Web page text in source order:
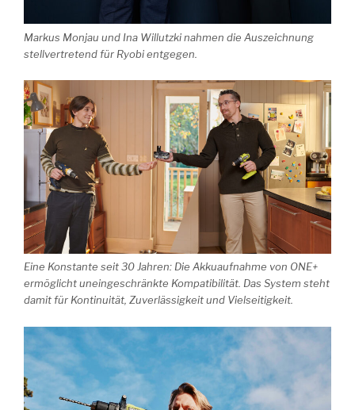
Markus Monjau und Ina Willutzki nahmen die Auszeichnung
stellvertretend für Ryobi entgegen.
Eine Konstante seit 30 Jahren: Die Akkuaufnahme von ONE+
ermöglicht uneingeschränkte Kompatibilität. Das System steht
damit für Kontinuität, Zuverlässigkeit und Vielseitigkeit.